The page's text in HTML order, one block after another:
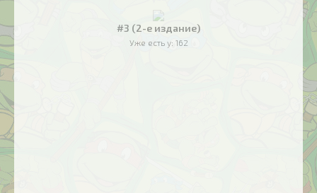
#3 (2-е издание)
Уже есть у: 162